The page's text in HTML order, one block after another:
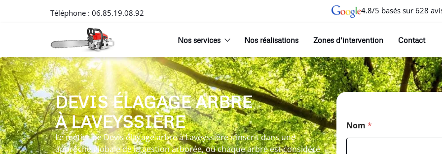
Téléphone : 06.85.19.08.92 4.8/5 basés sur 628
Nos services Nos réalisations Zones d’intervention Contact
DEVIS ÉLAGAGE ARBRE
À LAVEYSSIÈRE
Le métier de Devis élagage arbre à Laveyssière s’inscrit dans une
approche globale de la gestion arborée, où chaque arbre est considéré
Nom *